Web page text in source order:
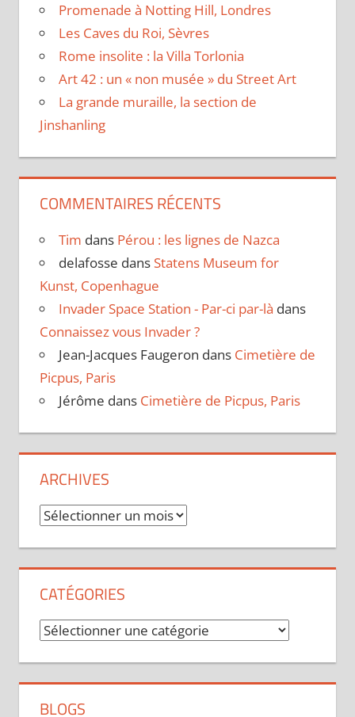
Promenade à Notting Hill, Londres
Les Caves du Roi, Sèvres
Rome insolite : la Villa Torlonia
Art 42 : un « non musée » du Street Art
La grande muraille, la section de
Jinshanling
COMMENTAIRES RÉCENTS
Tim dans Pérou : les lignes de Nazca
delafosse dans Statens Museum for
Kunst, Copenhague
Invader Space Station - Par-ci par-là dans
Connaissez vous Invader ?
Jean-Jacques Faugeron dans Cimetière de
Picpus, Paris
Jérôme dans Cimetière de Picpus, Paris
ARCHIVES
Archives
CATÉGORIES
Catégories
BLOGS